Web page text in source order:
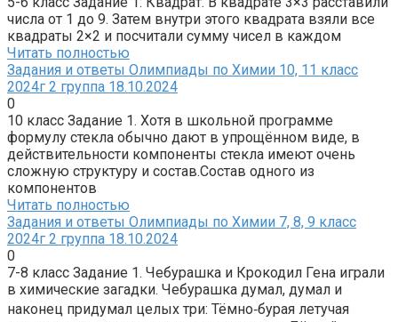
числа от 1 до 9. Затем внутри этого квадрата взяли все
квадраты 2×2 и посчитали сумму чисел в каждом
Читать полностью
Задания и ответы Олимпиады по Химии 10, 11 класс
2024г 2 группа 18.10.2024
0
10 класс Задание 1. Хотя в школьной программе
формулу стекла обычно дают в упрощённом виде, в
действительности компоненты стекла имеют очень
сложную структуру и состав.Состав одного из
компонентов
Читать полностью
Задания и ответы Олимпиады по Химии 7, 8, 9 класс
2024г 2 группа 18.10.2024
0
7-8 класс Задание 1. Чебурашка и Крокодил Гена играли
в химические загадки. Чебурашка думал, думал и
наконец придумал целых три: Тёмно‑бурая летучая